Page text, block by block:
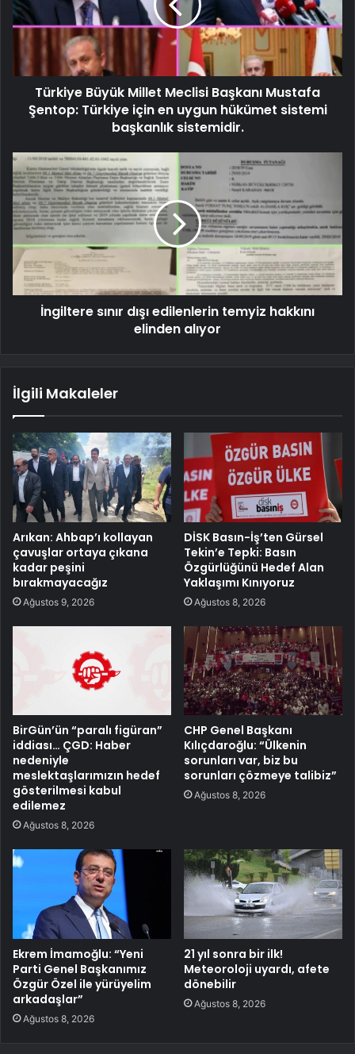
Türkiye Büyük Millet Meclisi Başkanı Mustafa
Şentop: Türkiye için en uygun hükümet sistemi
başkanlık sistemidir.
İngiltere sınır dışı edilenlerin temyiz hakkını
elinden alıyor
İlgili Makaleler
Arıkan: Ahbap’ı kollayan
çavuşlar ortaya çıkana
kadar peşini
bırakmayacağız
Ağustos 9, 2026
DİSK Basın-İş’ten Gürsel
Tekin’e Tepki: Basın
Özgürlüğünü Hedef Alan
Yaklaşımı Kınıyoruz
Ağustos 8, 2026
BirGün’ün “paralı figüran”
iddiası… ÇGD: Haber
nedeniyle
meslektaşlarımızın hedef
gösterilmesi kabul
edilemez
Ağustos 8, 2026
CHP Genel Başkanı
Kılıçdaroğlu: “Ülkenin
sorunları var, biz bu
sorunları çözmeye talibiz”
Ağustos 8, 2026
Ekrem İmamoğlu: “Yeni
Parti Genel Başkanımız
Özgür Özel ile yürüyelim
arkadaşlar”
Ağustos 8, 2026
21 yıl sonra bir ilk!
Meteoroloji uyardı, afete
dönebilir
Ağustos 8, 2026